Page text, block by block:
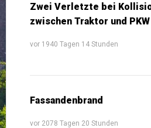
Zwei Verletzte bei
zwischen Traktor und PKW
vor 1940 Tagen 14 Stunden
Fassandenbrand
vor 2078 Tagen 20 Stunden